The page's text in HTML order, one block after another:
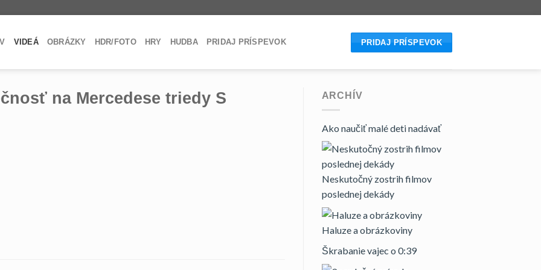
VIDEÁ OBRÁZKY HDR/FOTO HRY HUDBA PRIDAJ PRÍSPEVOK PRIDAJ PRÍSPEVOK
na Mercedese triedy S ARCHÍV
Ako naučiť malé deti nadávať
Neskutočný zostrih filmov
poslednej dekády
Haluze a obrázkoviny
Škrabanie vajec o 0:39